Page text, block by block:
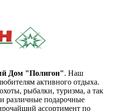
Дом "Полигон". Наш
активного отдыха.
рыбалки, туризма, а так
различные подарочные
ассортимент по